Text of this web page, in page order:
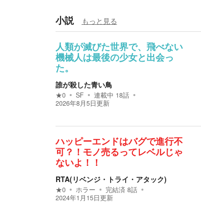
小説 もっと見る
人類が滅びた世界で、飛べない
機械人は最後の少女と出会っ
た。
誰が殺した青い鳥
★0 SF 連載中 18話
2026年8月5日更新
ハッピーエンドはバグで進行不
可？！モノ売るってレベルじゃ
ないよ！！
RTA(リベンジ・トライ・アタック)
★0 ホラー 完結済 8話
2024年1月15日更新